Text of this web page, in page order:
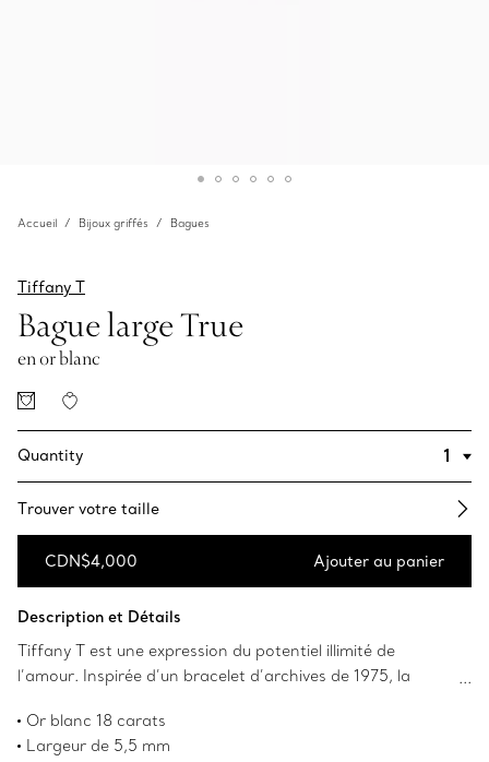
Accueil Bijoux griffés Bagues
Tiffany T
Bague large True
en or blanc
Quantity
Trouver votre taille
CDN$4,000 Ajouter au panier
Description et Détails
Tiffany T est une expression du potentiel illimité de
l’amour. Inspirée d’un bracelet d’archives de 1975, la
Maison Tiffany et à l’esprit de New York, que le fondateur
Charles Lewis Tiffany considérait comme un lieu de
Or blanc 18 carats
Largeur de 5,5 mm